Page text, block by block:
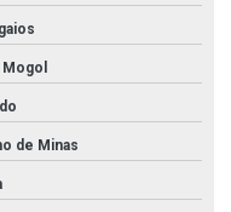
de Minas